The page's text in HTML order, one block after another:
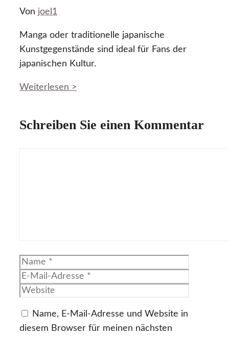
Von joel1
Manga oder traditionelle japanische
Kunstgegenstände sind ideal für Fans der
japanischen Kultur.
Weiterlesen >
Schreiben Sie einen Kommentar
Name
Name, E-Mail-Adresse und Website in
diesem Browser für meinen nächsten